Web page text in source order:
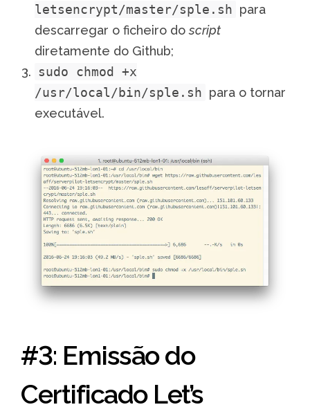
letsencrypt/master/sple.sh para
descarregar o ficheiro doscript
diretamente do Github;
sudo chmod +x
/usr/local/bin/sple.sh para o tornar
executável.
#3: Emissão do
Certificado Let’s